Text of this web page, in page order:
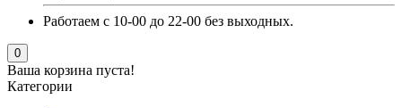
Работаем с 10-00 до 22-00 без выходных.
0
Ваша корзина пуста!
Категории